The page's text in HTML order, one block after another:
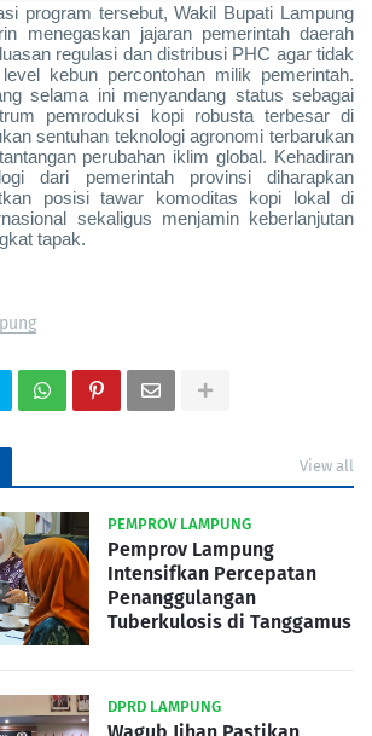
program tersebut, Wakil Bupati Lampung
menegaskan jajaran pemerintah daerah
regulasi dan distribusi PHC agar tidak
kebun percontohan milik pemerintah.
selama ini menyandang status sebagai
pemroduksi kopi robusta terbesar di
sentuhan teknologi agronomi terbarukan
perubahan iklim global. Kehadiran
dari pemerintah provinsi diharapkan
posisi tawar komoditas kopi lokal di
sekaligus menjamin keberlanjutan
tapak.
View all
PEMPROV LAMPUNG
Pemprov Lampung
Intensifkan Percepatan
Penanggulangan
Tuberkulosis di Tanggamus
DPRD LAMPUNG
Wagub Jihan Pastikan